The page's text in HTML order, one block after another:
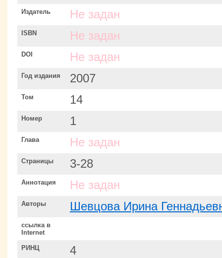
Издатель Не задан
ISBN Не задан
DOI Не задан
Год издания 2007
Том 14
Номер 1
Глава Не задан
Страницы 3-28
Аннотация Не задан
Авторы Шевцова Ирина
ссылка в
Internet
РИНЦ 4